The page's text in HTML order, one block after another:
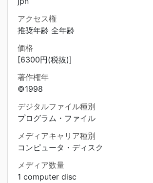
アクセス権
推奨年齢 全年齢
価格
[6300円(税抜)]
著作権年
©1998
デジタルファイル種別
プログラム・ファイル
メディアキャリア種別
コンピュータ・ディスク
メディア数量
1 computer disc